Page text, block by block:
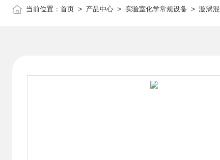
当前位置： 首页 > 产品中心 > 实验室化学常规设备 > 漩涡